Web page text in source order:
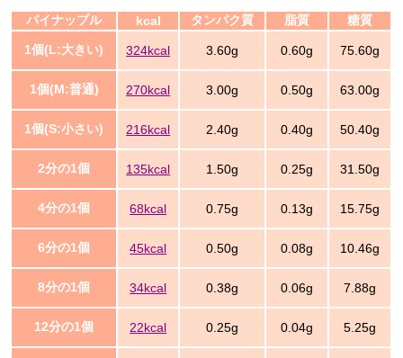
パイナップル kcal タンパク質 脂質 糖質
1個(L:大きい) 324kcal 3.60g 0.60g 75.60g
1個(M:普通) 270kcal 3.00g 0.50g 63.00g
1個(S:小さい) 216kcal 2.40g 0.40g 50.40g
2分の1個 135kcal 1.50g 0.25g 31.50g
4分の1個 68kcal 0.75g 0.13g 15.75g
6分の1個 45kcal 0.50g 0.08g 10.46g
8分の1個 34kcal 0.38g 0.06g 7.88g
12分の1個 22kcal 0.25g 0.04g 5.25g